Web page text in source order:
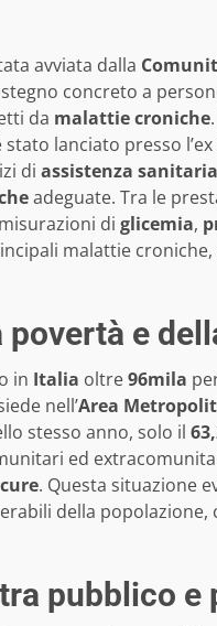
avviata dalla
concreto a
da malattie croniche
stato lanciato presso l’ex
di assistenza sanitaria
adeguate. Tra le
di glicemia,
malattie
e
in Italia oltre96mila
nell’Area
stesso anno, solo il
ed
cure. Questa situazione
della popolazione,
pubblico